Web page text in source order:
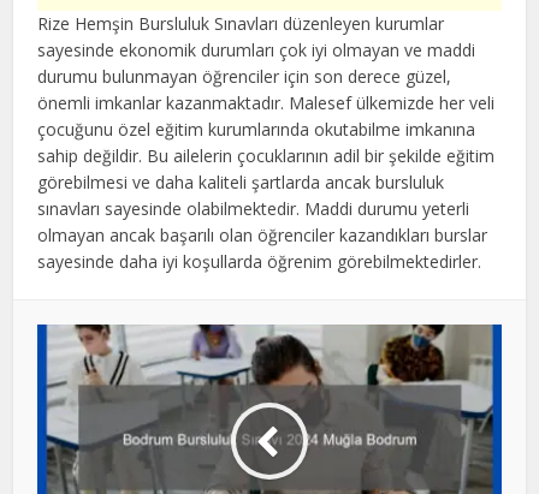
alan
boş
bırakılmalıdır
Rize Hemşin Bursluluk Sınavları düzenleyen kurumlar
sayesinde ekonomik durumları çok iyi olmayan ve maddi
durumu bulunmayan öğrenciler için son derece güzel,
önemli imkanlar kazanmaktadır. Malesef ülkemizde her veli
çocuğunu özel eğitim kurumlarında okutabilme imkanına
sahip değildir. Bu ailelerin çocuklarının adil bir şekilde eğitim
görebilmesi ve daha kaliteli şartlarda ancak bursluluk
sınavları sayesinde olabilmektedir. Maddi durumu yeterli
olmayan ancak başarılı olan öğrenciler kazandıkları burslar
sayesinde daha iyi koşullarda öğrenim görebilmektedirler.